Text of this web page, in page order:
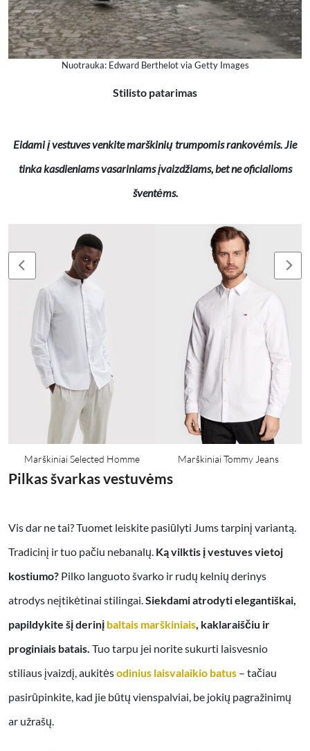
Nuotrauka: Edward Berthelot via Getty Images
Stilisto patarimas
Eidami į vestuves venkite marškinių trumpomis rankovėmis. Jie
tinka kasdieniams vasariniams įvaizdžiams, bet ne oficialioms
šventėms.
Marškiniai Selected Homme Marškiniai Tommy Jeans
Pilkas švarkas vestuvėms
Vis dar ne tai? Tuomet leiskite pasiūlyti Jums tarpinį variantą.
Tradicinį ir tuo pačiu nebanalų. Ką vilktis į vestuves vietoj
kostiumo? Pilko languoto švarko ir rudų kelnių derinys
atrodys neįtikėtinai stilingai. Siekdami atrodyti elegantiškai,
papildykite šį derinį baltais marškiniais , kaklaraiščiu ir
proginiais batais. Tuo tarpu jei norite sukurti laisvesnio
stiliaus įvaizdį, aukitėsodinius laisvalaikio batus – tačiau
pasirūpinkite, kad jie būtų vienspalviai, be jokių pagražinimų
ar užrašų.